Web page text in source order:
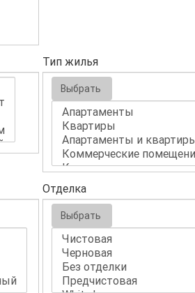
Тип жилья
Выбрать
Отделка
Выбрать